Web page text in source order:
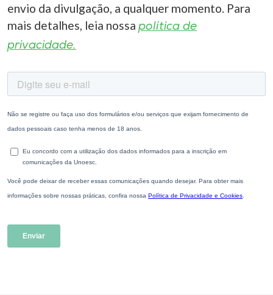
envio da divulgação, a qualquer momento. Para
mais detalhes, leia nossa política de
privacidade.